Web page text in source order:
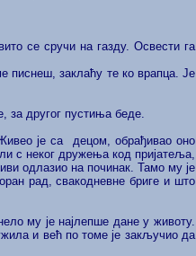
се сручи на газду. Освести га
писнеш, заклаћу те ко врапца. Је
за другог пустиња беде.
је са децом, обрађивао оно
с неког дружења код пријатеља,
одлазио на починак. Тамо му је
рад, свакодневне бриге и што
му је најлепше дане у животу.
и већ по томе је закључио да